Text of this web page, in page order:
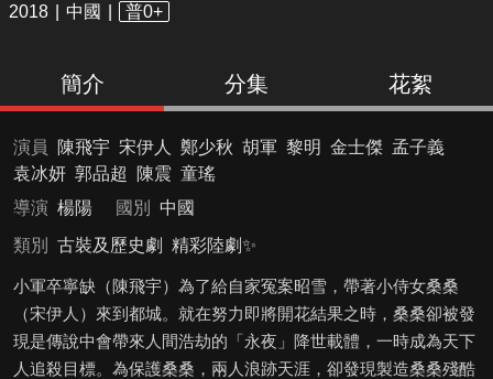
2018 中國 普0+
簡介 分集 花絮
演員 陳飛宇 宋伊人 鄭少秋 胡軍 黎明 金士傑 孟子義
袁冰妍 郭品超 陳震 童瑤
導演 楊陽 國別
中國
類別
古裝及歷史劇 精彩陸劇✨
小軍卒寧缺（陳飛宇）為了給自家冤案昭雪，帶著小侍女桑桑
（宋伊人）來到都城。就在努力即將開花結果之時，桑桑卻被發
現是傳說中會帶來人間浩劫的「永夜」降世載體，一時成為天下
人追殺目標。為保護桑桑，兩人浪跡天涯，卻發現製造桑桑殘酷